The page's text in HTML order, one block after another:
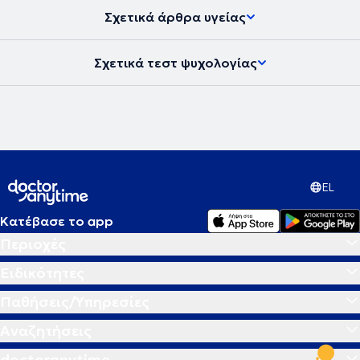
Σχετικά άρθρα υγείας
Σχετικά τεστ ψυχολογίας
EL
Κατέβασε το app